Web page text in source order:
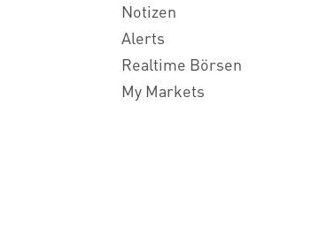
Notizen
Alerts
Realtime Börsen
My Markets